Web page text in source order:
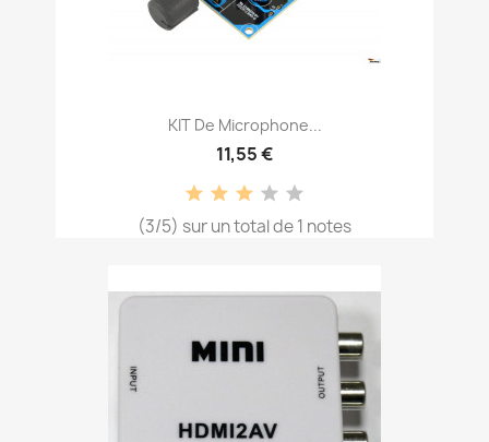
KIT De Microphone...
11,55 €
(3/5) sur un total de 1 notes